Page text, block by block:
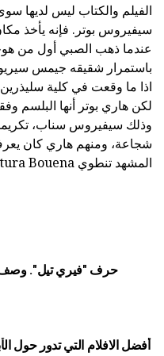
الفيلم والكتاب ليس لديها
سيفيروس بوتر. فإنه يأخذ
عندما ذهب الصبي أول من
باستمرار شقيقه جيمس
اذا ما وقعت في كلية
لكن هاري بوتر أنها البلسم
وذلك سيفيروس سناب، تكريما
شجاعة، ومنهم هاري كان
المشهد تنطوي Artura Bouena ينتهي.
حرف "فيري تيل". وصف
أفضل الافلام التي تدور حول